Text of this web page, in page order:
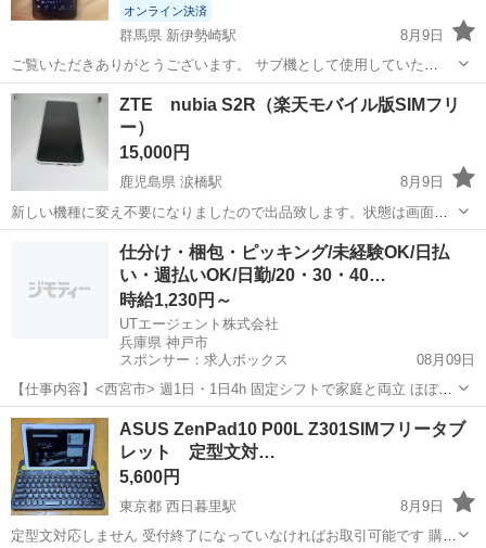
オンライン決済
群馬県 新伊勢崎駅
8月9日
ご覧いただきありがとうございます。 サブ機として使用していた
「OPPO A5 2020（64GB）」です。 新しい端末を購入したためお譲
りします。 ■ 商品スペック ・機種名：OPPO A5 2020 ・型番：
CPH19...
群馬 伊勢崎市 携帯アクセサリー
ZTE nubia S2R（楽天モバイル版SIMフリ
ー）
15,000円
鹿児島県 涙橋駅
8月9日
新しい機種に変え不要になりましたので出品致します。状態は画面は
保護シートを貼っております。付属品は充電器（Cタイプ）取り扱い説
明書が付いています。おまけに専用の手帳型ケースもお付け致しま
す。残債なし、一括払い済みでご購入〜ご...
鹿児島市 涙橋駅 その他
仕分け・梱包・ピッキング/未経験OK/日払
い・週払いOK/日勤/20・30・40…
時給1,230円～
UTエージェント株式会社
兵庫県 神戸市
スポンサー：求人ボックス
08月09日
【仕事内容】<西宮市> 週1日・1日4h 固定シフトで家庭と両立 ほぼ残
業なし 空調完備の倉庫内でピッキング作業!<履歴書不要 オンライン面
接OK><入社キャンペーン実施中!> <業種> 車・バイク・重機系 <仕事
内容> 自動車製...
アルバイト・パート
ASUS ZenPad10 P00L Z301SIMフリータブ
レット 定型文対…
5,600円
東京都 西日暮里駅
8月9日
定型文対応しません 受付終了になっていなければお取引可能です 購入